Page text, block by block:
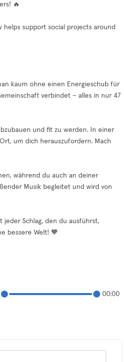
🔥
helps support social projects around
kaum ohne einen Energieschub für
verbindet – alles in nur 47
und fit zu werden. In einer
um dich herauszufordern. Mach
während du auch an deiner
Musik begleitet und wird von
Schlag, den du ausführst,
bessere Welt! 🧡
00:00